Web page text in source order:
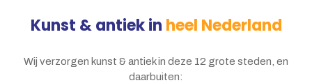
Kunst & antiek in heel Nederland
Wij verzorgen kunst & antiek in deze 12 grote steden, en
daarbuiten: